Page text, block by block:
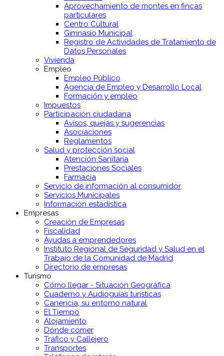
Aprovechamiento de montes en fincas
particulares
Centro Cultural
Gimnasio Municipal
Registro de Actividades de Tratamiento de
Datos Personales
Vivienda
Empleo
Empleo Público
Agencia de Empleo y Desarrollo Local
Formación y empleo
Impuestos
Participación ciudadana
Avisos, quejas y sugerencias
Asociaciones
Reglamentos
Salud y protección social
Atención Sanitaria
Prestaciones Sociales
Farmacia
Servicio de información al consumidor
Servicios Municipales
Información estadística
Empresas
Creación de Empresas
Fiscalidad
Ayudas a emprendedores
Instituto Regional de Seguridad y Salud en el
Trabajo de la Comunidad de Madrid
Directorio de empresas
Turismo
Cómo llegar - Situación Geográfica
Cuaderno y Audioguías turísticas
Canencia, su entorno natural
El Tiempo
Alojamiento
Dónde comer
Tráfico y Callejero
Transportes